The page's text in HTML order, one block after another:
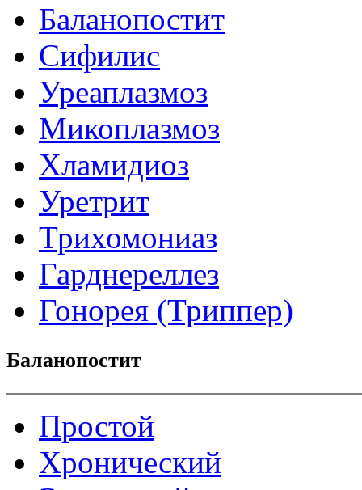
Баланопостит
Сифилис
Уреаплазмоз
Микоплазмоз
Хламидиоз
Уретрит
Трихомониаз
Гарднереллез
Гонорея (Триппер)
Баланопостит
Простой
Хронический